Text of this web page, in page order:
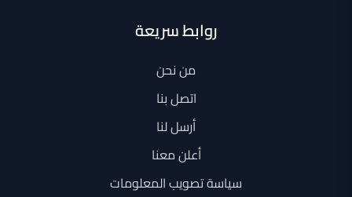
روابط سريعة
من نحن
اتصل بنا
أرسل لنا
أعلن معنا
سياسة تصويب المعلومات